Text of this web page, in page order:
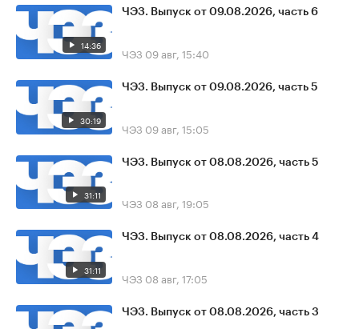
14:36
ЧЭЗ. Выпуск от 09.08.2026, часть 6
ЧЭЗ 09 авг, 15:40
30:19
ЧЭЗ. Выпуск от 09.08.2026, часть 5
ЧЭЗ 09 авг, 15:05
31:11
ЧЭЗ. Выпуск от 08.08.2026, часть 5
ЧЭЗ 08 авг, 19:05
31:11
ЧЭЗ. Выпуск от 08.08.2026, часть 4
ЧЭЗ 08 авг, 17:05
ЧЭЗ. Выпуск от 08.08.2026, часть 3